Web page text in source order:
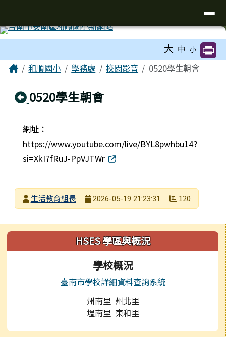
大 中 小
主內容區域
Home和順國小 學務處 校園影音 0520學生朝會
回上頁
0520學生朝會
網址：
https://www.youtube.com/live/BYL8pwhbu14?
si=XkI7fRuJ-PpVJTWr
發布者生活教育組長
2026-05-19 21:23:31 120
左邊區域內容HSES 學區與概況
學校概況
臺南市學校詳細資料查詢系統
州南里 州北里
塭南里 東和里
頁尾區域